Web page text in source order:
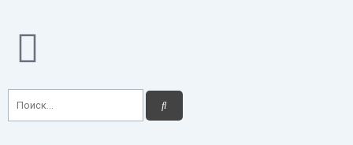
s
p
p
m
p
Поиск